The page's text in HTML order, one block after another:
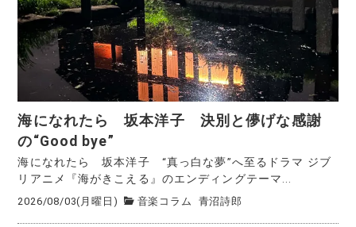
海になれたら 坂本洋子 決別と儚げな感謝
の“Good bye”
海になれたら 坂本洋子 “真っ白な夢”へ至るドラマ ジブ
リアニメ『海がきこえる』のエンディングテーマ...
2026/08/03(月曜日) 音楽コラム 青沼詩郎